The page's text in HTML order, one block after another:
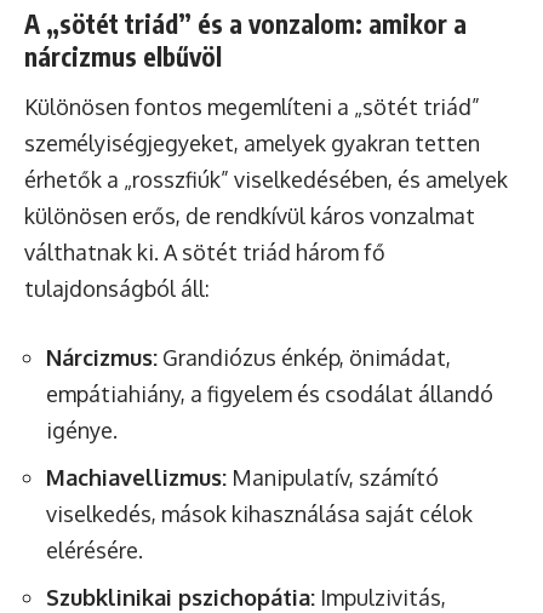
A „sötét triád” és a vonzalom: amikor a
nárcizmus elbűvöl
Különösen fontos megemlíteni a „sötét triád”
személyiségjegyeket, amelyek gyakran tetten
érhetők a „rosszfiúk” viselkedésében, és amelyek
különösen erős, de rendkívül káros vonzalmat
válthatnak ki. A sötét triád három fő
tulajdonságból áll:
Nárcizmus: Grandiózus énkép, önimádat,
empátiahiány, a figyelem és csodálat állandó
igénye.
Machiavellizmus: Manipulatív, számító
viselkedés, mások kihasználása saját célok
elérésére.
Szubklinikai pszichopátia: Impulzivitás,